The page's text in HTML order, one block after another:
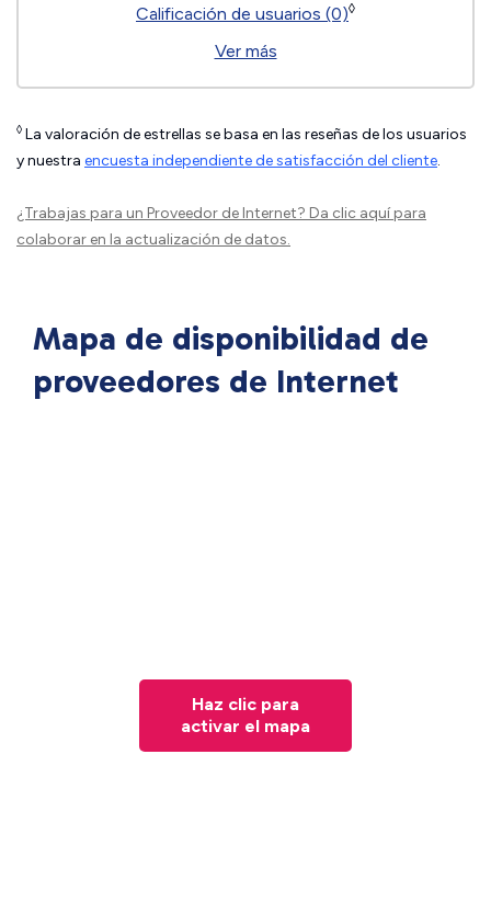
Calificación de usuarios (0)◊
Ver más
◊ La valoración de estrellas se basa en las reseñas de los usuarios
y nuestra encuesta independiente de satisfacción del cliente.
¿Trabajas para un Proveedor de Internet? Da clic aquípara
colaborar en la actualización de datos.
Mapa de disponibilidad de
proveedores de Internet
Haz clic para
activar el mapa